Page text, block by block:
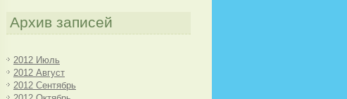
Архив записей
2012 Июль
2012 Август
2012 Сентябрь